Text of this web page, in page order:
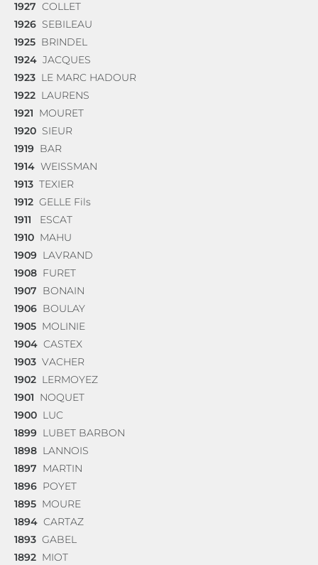
1927 COLLET
1926 SEBILEAU
1925 BRINDEL
1924 JACQUES
1923 LE MARC HADOUR
1922 LAURENS
1921 MOURET
1920 SIEUR
1919 BAR
1914 WEISSMAN
1913 TEXIER
1912 GELLE Fils
1911 ESCAT
1910 MAHU
1909 LAVRAND
1908 FURET
1907 BONAIN
1906 BOULAY
1905 MOLINIE
1904 CASTEX
1903 VACHER
1902 LERMOYEZ
1901 NOQUET
1900 LUC
1899 LUBET BARBON
1898 LANNOIS
1897 MARTIN
1896 POYET
1895 MOURE
1894 CARTAZ
1893 GABEL
1892 MIOT